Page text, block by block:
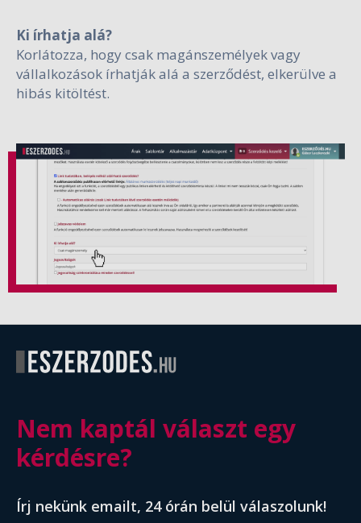
Ki írhatja alá?
Korlátozza, hogy csak magánszemélyek vagy
vállalkozások írhatják alá a szerződést, elkerülve a
hibás kitöltést.
Nem kaptál választ egy
kérdésre?
Írj nekünk emailt, 24 órán belül válaszolunk!